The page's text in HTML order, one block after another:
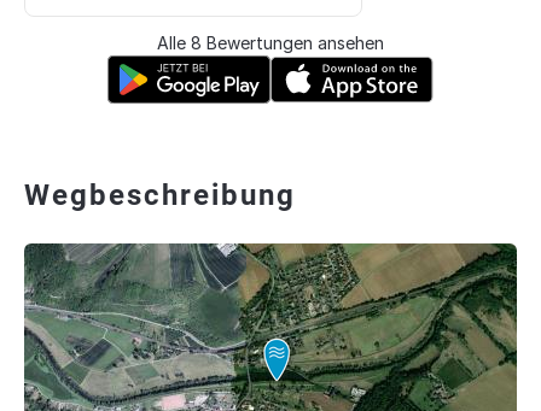
Alle 8 Bewertungen ansehen
Wegbeschreibung